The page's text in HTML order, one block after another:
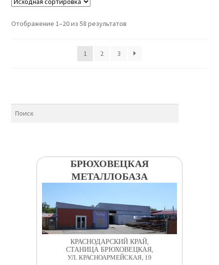
Отображение 1–20 из 58 результатов
1 2 3
БРЮХОВЕЦКАЯ
МЕТАЛЛОБАЗА
КРАСНОДАРСКИЙ КРАЙ,
СТАНИЦА БРЮХОВЕЦКАЯ,
УЛ. КРАСНОАРМЕЙСКАЯ, 19